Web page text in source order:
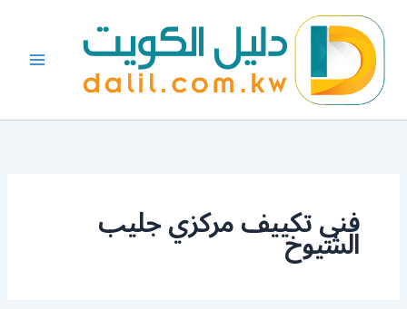
المحتوى
فني تكييف مركزي جليب
الشيوخ